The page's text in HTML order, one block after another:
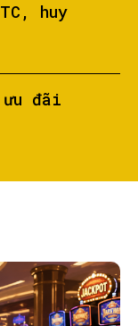
huy
ưu đãi